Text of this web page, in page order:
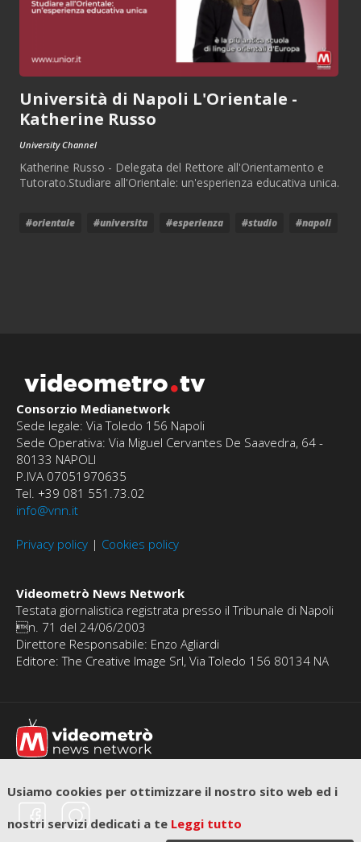
Usiamo cookies per ottimizzare il nostro sito web ed i
nostri servizi dedicati a te Leggi tutto
Università di Napoli L'Orientale -
Katherine Russo
University Channel
Katherine Russo - Delegata del Rettore all'Orientamento e
Tutorato.Studiare all'Orientale: un'esperienza educativa unica.
#orientale #universita #esperienza #studio #napoli
videometro tv
Consorzio Medianetwork
Sede legale: Via Toledo 156 Napoli
Sede Operativa: Via Miguel Cervantes De Saavedra, 64 -
80133 NAPOLI
P.IVA 07051970635
Tel. +39 081 551.73.02
info@vnn.it
Privacy policy | Cookies policy
Videometrò News Network
Testata giornalistica registrata presso il Tribunale di Napoli
n. 71 del 24/06/2003
Direttore Responsabile: Enzo Agliardi
Editore: The Creative Image Srl, Via Toledo 156 80134 NA